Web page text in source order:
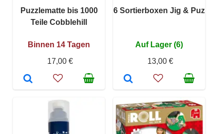
Puzzlematte bis 1000
Teile Cobblehill
Binnen 14 Tagen
17,00 €
6 Sortierboxen Jig & Puz
Auf Lager (6)
13,00 €